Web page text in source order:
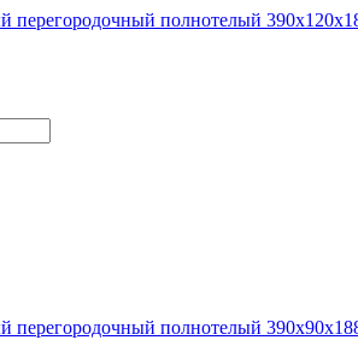
перегородочный полнотелый
перегородочный полнотелый